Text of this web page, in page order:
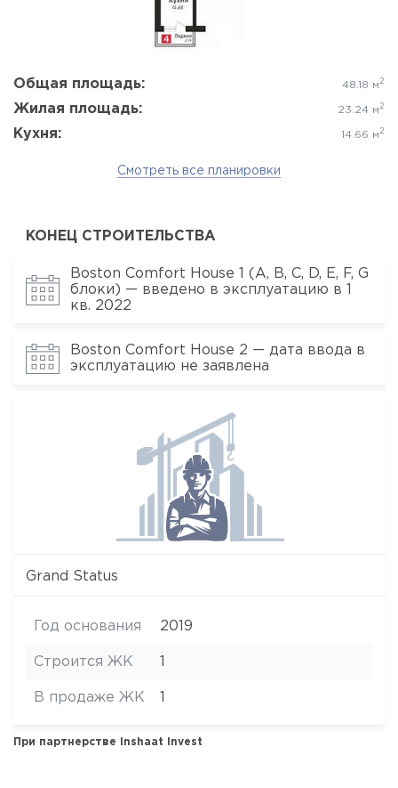
Общая площадь: 48.18 м 2
Жилая площадь: 23.24 м 2
Кухня: 14.66 м 2
Смотреть все планировки
КОНЕЦ СТРОИТЕЛЬСТВА
Boston Comfort House 1 (A, B, C, D, E, F, G
блоки) — введено в эксплуатацию в 1
кв. 2022
Boston Comfort House 2 — дата ввода в
эксплуатацию не заявлена
Grand Status
Год основания 2019
Строится ЖК
В продаже ЖК
При партнерстве Inshaat Invest